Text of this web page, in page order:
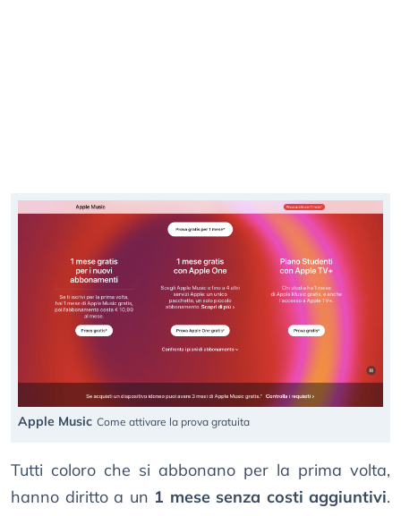
Apple Music Come attivare la prova gratuita
Tutti coloro che si abbonano per la prima volta,
hanno diritto a un 1 mese senza costi aggiuntivi.